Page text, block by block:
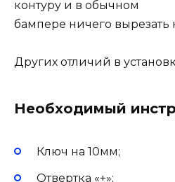
контуру и в обычном
бампере ничего вырезать
Других отличий в
Необходимый
Ключ на 10мм;
Отвертка «+»;